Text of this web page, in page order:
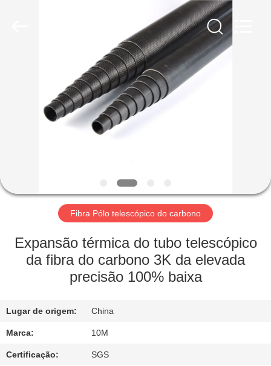
PRODUTOS
EXCURSÃO
FÁBRICA
CONTROLE
QUALIDADE
CONTACTE-
Fibra Pólo telescópico do carbono
Expansão térmica do tubo telescópico
da fibra do carbono 3K da elevada
precisão 100% baixa
Lugar de origem: China
Marca: 10M
Certificação: SGS